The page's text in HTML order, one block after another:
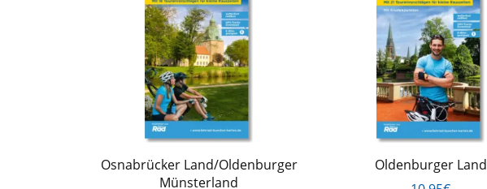
Osnabrücker Land/Oldenburger
Münsterland
Oldenburger Land